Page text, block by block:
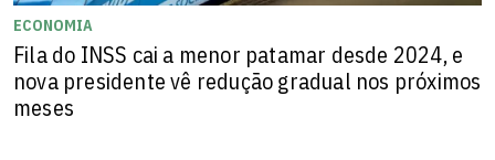
ECONOMIA
Fila do INSS cai a menor patamar desde 2024, e
nova presidente vê redução gradual nos próximos
meses